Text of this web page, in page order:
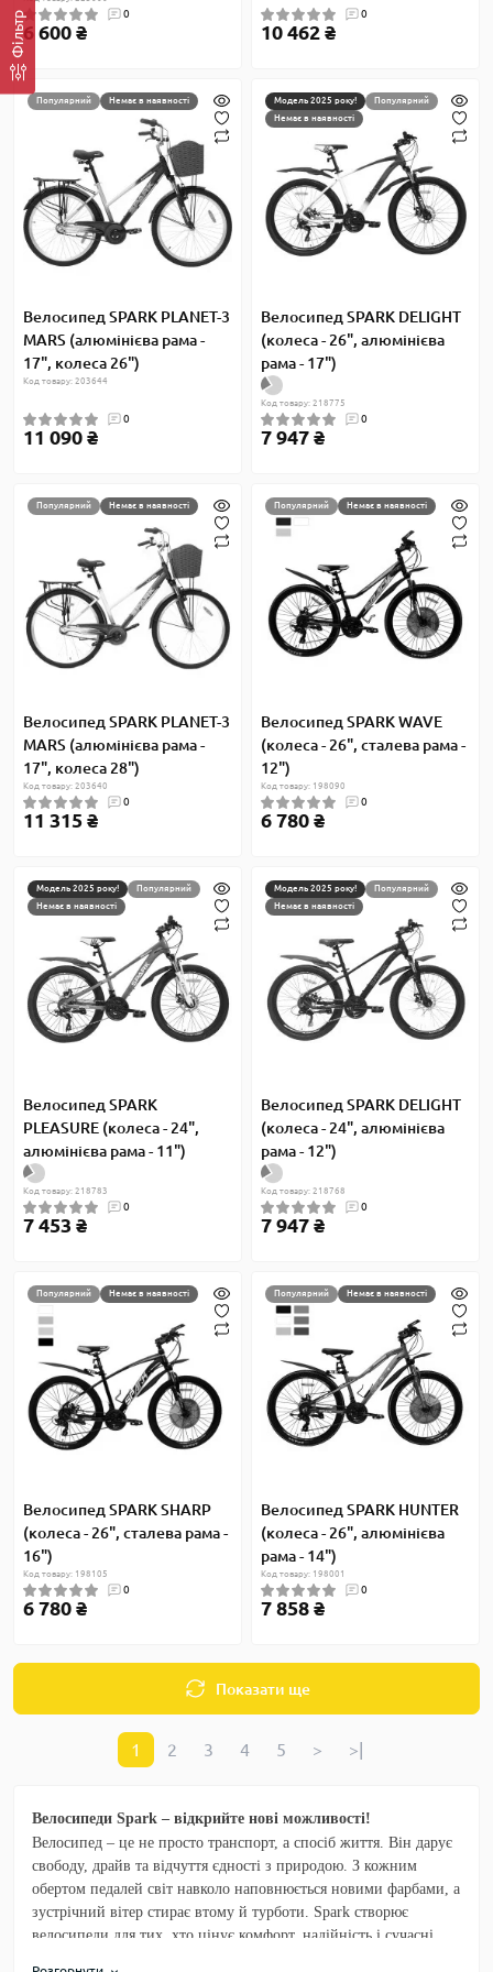
Фільтр 0
6 600 ₴
0
10 462 ₴
Популярний Немає в наявності
Велосипед SPARK PLANET-3
MARS (алюмінієва рама -
17", колеса 26")
Код товару: 203644
0
11 090 ₴
Модель 2025 року!
Популярний
Немає в наявності
Велосипед SPARK DELIGHT
(колеса - 26", алюмінієва
рама - 17")
Код товару: 218775
0
7 947 ₴
Популярний Немає в наявності
Велосипед SPARK PLANET-3
MARS (алюмінієва рама -
17", колеса 28")
Код товару: 203640
0
11 315 ₴
Популярний Немає в наявності
Велосипед SPARK WAVE
(колеса - 26", сталева рама -
12")
Код товару: 198090
0
6 780 ₴
Модель 2025 року!
Популярний
Немає в наявності
Велосипед SPARK
PLEASURE (колеса - 24",
алюмінієва рама - 11")
Код товару: 218783
0
7 453 ₴
Модель 2025 року!
Популярний
Немає в наявності
Велосипед SPARK DELIGHT
(колеса - 24", алюмінієва
рама - 12")
Код товару: 218768
0
7 947 ₴
Популярний Немає в наявності
Велосипед SPARK SHARP
(колеса - 26", сталева рама -
16")
Код товару: 198105
0
6 780 ₴
Популярний Немає в наявності
Велосипед SPARK HUNTER
(колеса - 26", алюмінієва
рама - 14")
Код товару: 198001
0
7 858 ₴
Показати ще
1 2 3 4 5 > >|
Велосипеди Spark – відкрийте нові можливості!
Велосипед – це не просто транспорт, а спосіб життя. Він дарує
свободу, драйв та відчуття єдності з природою. З кожним
обертом педалей світ навколо наповнюється новими фарбами, а
зустрічний вітер стирає втому й турботи. Spark створює
велосипеди для тих, хто цінує комфорт, надійність і сучасні